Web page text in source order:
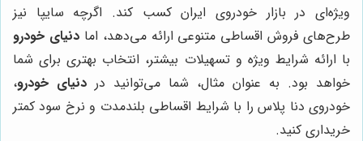
ویژه‌ای در بازار خودروی ایران کسب کند. اگرچه سایپا نیز
طرح‌های فروش اقساطی متنوعی ارائه می‌دهد، امادنیای خودرو
با ارائه شرایط ویژه و تسهیلات بیشتر، انتخاب بهتری برای شما
خواهد بود. به عنوان مثال، شما می‌توانید در دنیای خودرو،
خودروی دنا پلاس را با شرایط اقساطی بلندمدت و نرخ سود کمتر
خریداری کنید.